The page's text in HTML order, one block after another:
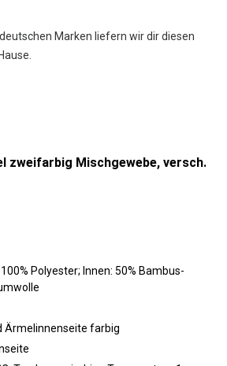
Marken liefern wir dir diesen
zweifarbig Mischgewebe, versch.
Polyester; Innen: 50% Bambus-
Ärmelinnenseite farbig